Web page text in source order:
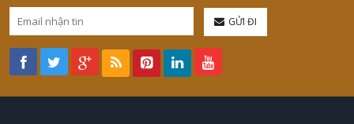
GỬI ĐI